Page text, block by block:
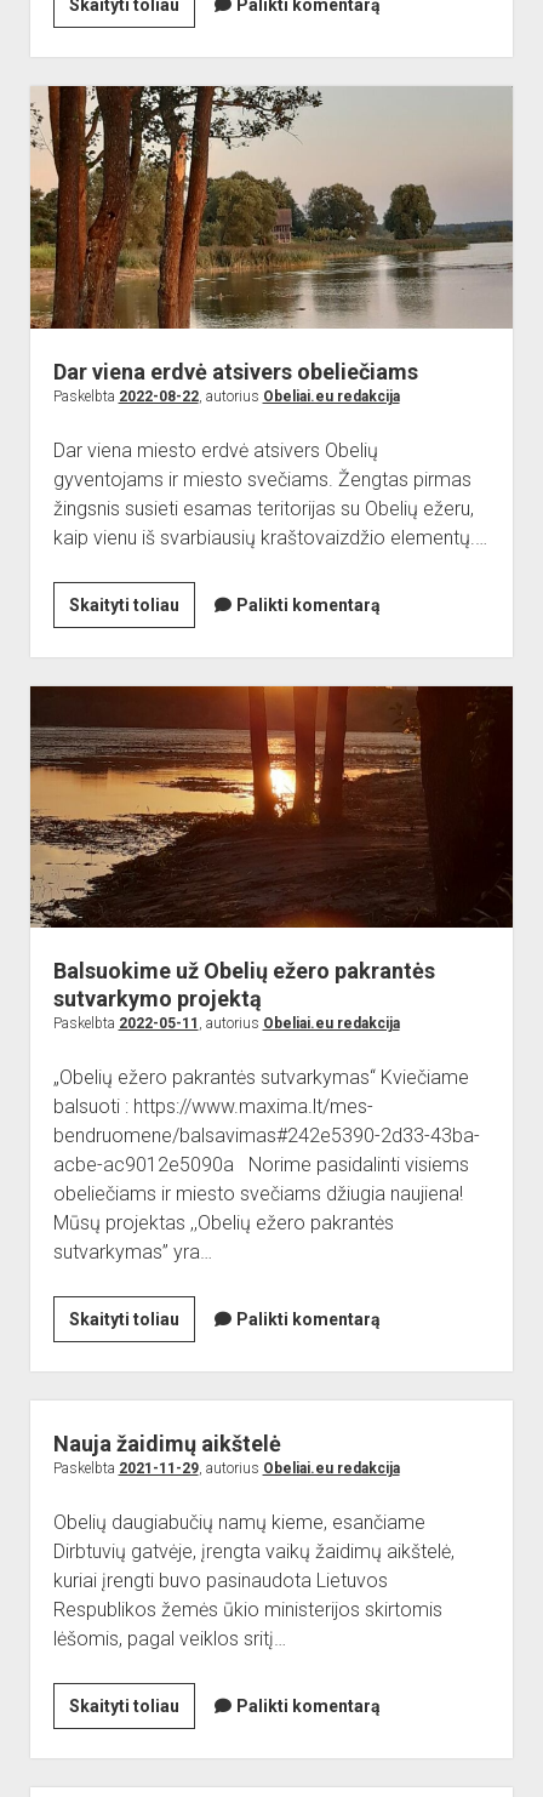
Skaityti toliauKviečiame
į
20-
ąją
Obelinę!
Palikti komentarą
Dar viena erdvė atsivers obeliečiams
Paskelbta 2022-08-22, autorius Obeliai.eu redakcija
Dar viena miesto erdvė atsivers Obelių
gyventojams ir miesto svečiams. Žengtas pirmas
žingsnis susieti esamas teritorijas su Obelių ežeru,
kaip vienu iš svarbiausių kraštovaizdžio elementų.…
Skaityti toliauDar
viena
erdvė
atsivers
obeliečiams
Palikti komentarą
Balsuokime už Obelių ežero pakrantės
sutvarkymo projektą
Paskelbta 2022-05-11 , autorius Obeliai.eu redakcija
„Obelių ežero pakrantės sutvarkymas“ Kviečiame
balsuoti : https://www.maxima.lt/mes-
bendruomene/balsavimas#242e5390-2d33-43ba-
acbe-ac9012e5090a Norime pasidalinti visiems
obeliečiams ir miesto svečiams džiugia naujiena!
Mūsų projektas ,,Obelių ežero pakrantės
sutvarkymas” yra…
Skaityti toliauBalsuokime
už
Obelių
ežero
pakrantės
sutvarkymo
Palikti komentarą
Nauja žaidimų aikštelė
Paskelbta 2021-11-29, autorius Obeliai.eu redakcija
Obelių daugiabučių namų kieme, esančiame
Dirbtuvių gatvėje, įrengta vaikų žaidimų aikštelė,
kuriai įrengti buvo pasinaudota Lietuvos
Respublikos žemės ūkio ministerijos skirtomis
lėšomis, pagal veiklos sritį…
Skaityti toliauNauja
žaidimų
aikštelė
Palikti komentarą